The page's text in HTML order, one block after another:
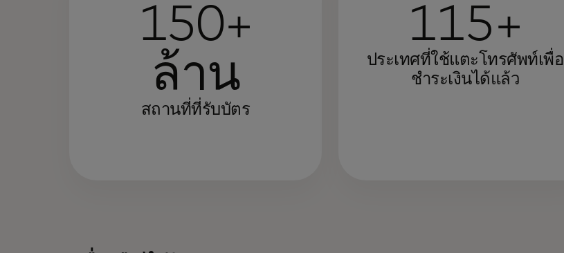
150+
ล้าน
สถานที่ที่รับบัตร
115+
ประเทศที่ใช้แตะโทรศัพท์เพื่อ
ชำระเงินได้แล้ว